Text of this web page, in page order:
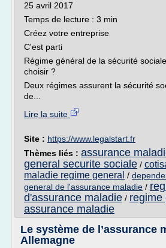
25 avril 2017
Temps de lecture : 3 min
Créez votre entreprise
C'est parti
Régime général de la sécurité
choisir ?
Deux régimes assurent la sécurité
de...
Lire la suite
Site : https://www.legalstart.fr
Thèmes liés : assurance
general securite sociale /
maladie regime general /
general de l'assurance maladie /
d'assurance maladie / regime
assurance maladie
Le système de l’assurance
Allemagne